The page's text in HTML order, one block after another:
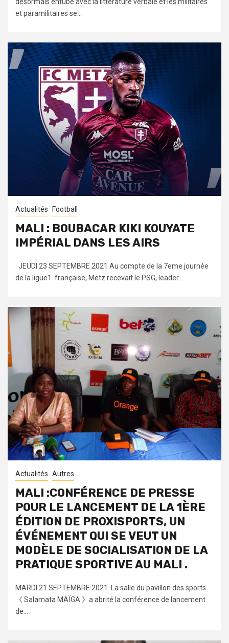
désormais entubé avec la littérature verbale et les militaires
et paramilitaires se...
Actualités Football
MALI : BOUBACAR KIKI KOUYATE
IMPÉRIAL DANS LES AIRS
JEUDI 23 SEPTEMBRE 2021 Au compte de la 7eme journée
de la ligue1 française, Metz recevait le PSG, leader...
Actualités Autres
MALI :CONFÉRENCE DE PRESSE
POUR LE LANCEMENT DE LA 1ÈRE
ÉDITION DE PROXISPORTS, UN
ÉVÉNEMENT QUI SE VEUT UN
MODÈLE DE SOCIALISATION DE LA
PRATIQUE SPORTIVE AU MALI .
MARDI 21 SEPTEMBRE 2021. La salle du pavillon des sports
《 Salamata MAÏGA 》a abrité la conférence de lancement
de...